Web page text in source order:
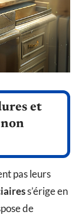
et
pas leurs
s’érige en
de